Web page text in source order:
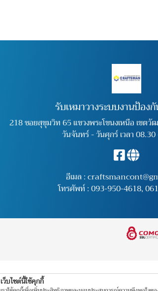
รับเหมาวางระบบงานป้อง
218 ซอยสุขุมวิท 65 แขวงพระโขนงเหนือ เขต
วันจันทร์ - วันศุกร์ เวลา
อีเมล :
โทรศัพท์ :093-950-4618,
เว็บไซต์นี้ใช้คุกกี้